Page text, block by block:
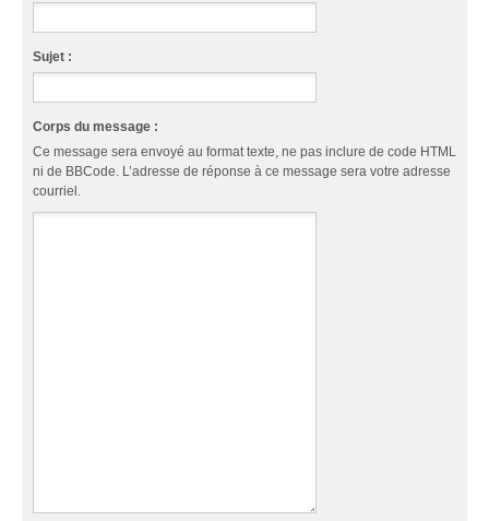
Sujet :
Corps du message :
Ce message sera envoyé au format texte, ne pas inclure de code HTML
ni de BBCode. L’adresse de réponse à ce message sera votre adresse
courriel.